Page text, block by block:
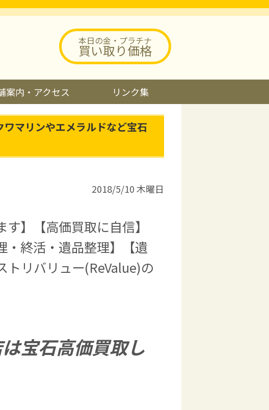
本日の金・プラチナ
買い取り価格
案内・アクセス リンク集
ワマリンやエメラルドなど宝石
2018/5/10 木曜日
す】【高価買取に自信】
・終活・遺品整理】【遺
トリバリュー(ReValue)の
宝石高価買取し